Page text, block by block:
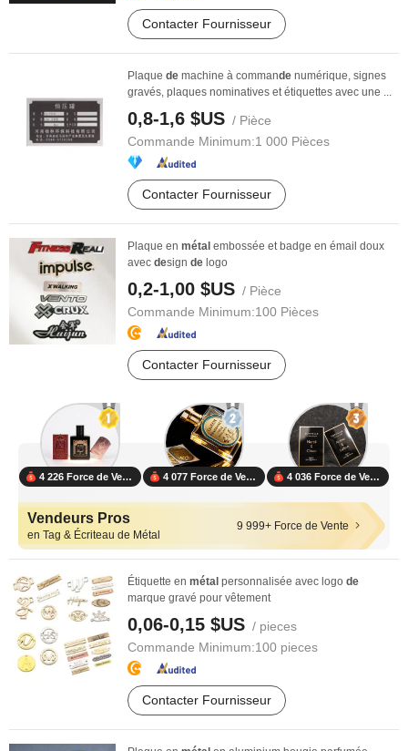
Contacter Fournisseur
Plaque de machine à commande numérique, signes
gravés, plaques nominatives et étiquettes avec une ...
0,8-1,6 $US / Pièce
Commande Minimum:1 000 Pièces
Contacter Fournisseur
Plaque en métal embossée et badge en émail doux
avec design de logo
0,2-1,00 $US / Pièce
Commande Minimum:100 Pièces
Contacter Fournisseur
4 226 Force de Vente 4 077 Force de Vente 4 036 Force de Vente
Vendeurs Pros
en Tag & Écriteau de Métal
9 999+ Force de Vente
Étiquette en métal personnalisée avec logo de
marque gravé pour vêtement
0,06-0,15 $US / pieces
Commande Minimum:100 pieces
Contacter Fournisseur